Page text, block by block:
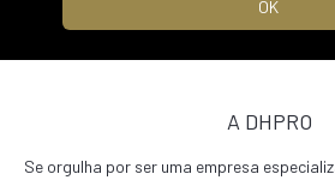
A DHPRO
Se orgulha por ser uma empresa